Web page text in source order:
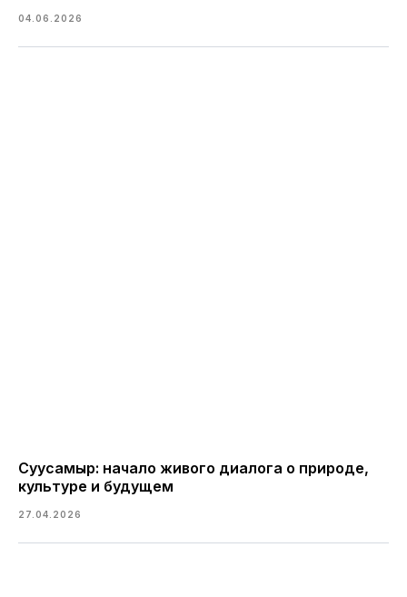
04.06.2026
Суусамыр: начало живого диалога о природе,
культуре и будущем
27.04.2026